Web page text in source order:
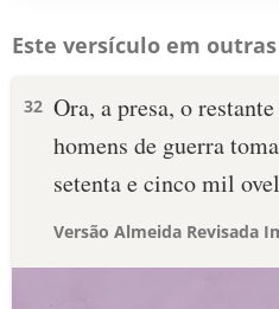
Este versículo em
32 Ora, a presa, o
homens de guerra
setenta e cinco mil
Versão Almeida Revisada